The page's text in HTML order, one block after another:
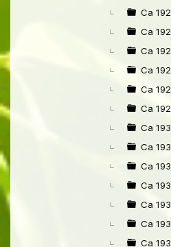
Ca
Ca
Ca
Ca
Ca
Ca
Ca
Ca
Ca
Ca
Ca
Ca
Ca